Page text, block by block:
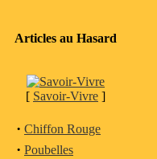
Articles au Hasard
[ Savoir-Vivre ]
· Chiffon Rouge
· Poubelles